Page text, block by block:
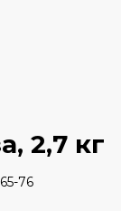
2,7 кг
76